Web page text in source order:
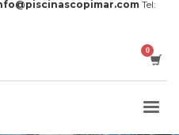
Tel: